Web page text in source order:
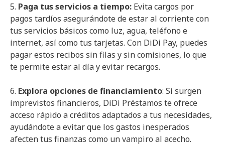
5. Paga tus servicios a tiempo: Evita cargos por
pagos tardíos asegurándote de estar al corriente con
tus servicios básicos como luz, agua, teléfono e
internet, así como tus tarjetas. Con DiDi Pay, puedes
pagar estos recibos sin filas y sin comisiones, lo que
te permite estar al día y evitar recargos.
6. Explora opciones de financiamiento: Si surgen
imprevistos financieros, DiDi Préstamos te ofrece
acceso rápido a créditos adaptados a tus necesidades,
ayudándote a evitar que los gastos inesperados
afecten tus finanzas como un vampiro al acecho.